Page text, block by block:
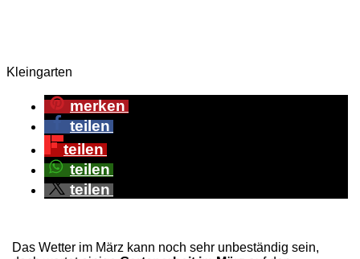
Kleingarten
merken
teilen
teilen
teilen
teilen
Das Wetter im März kann noch sehr unbeständig sein,